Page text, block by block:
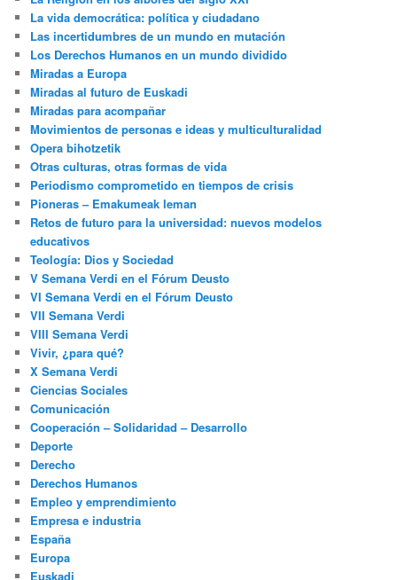
La vida democrática: política y ciudadano
Las incertidumbres de un mundo en mutación
Los Derechos Humanos en un mundo dividido
Miradas a Europa
Miradas al futuro de Euskadi
Miradas para acompañar
Movimientos de personas e ideas y multiculturalidad
Opera bihotzetik
Otras culturas, otras formas de vida
Periodismo comprometido en tiempos de crisis
Pioneras – Emakumeak leman
Retos de futuro para la universidad: nuevos modelos
educativos
Teología: Dios y Sociedad
V Semana Verdi en el Fórum Deusto
VI Semana Verdi en el Fórum Deusto
VII Semana Verdi
VIII Semana Verdi
Vivir, ¿para qué?
X Semana Verdi
Ciencias Sociales
Comunicación
Cooperación – Solidaridad – Desarrollo
Deporte
Derecho
Derechos Humanos
Empleo y emprendimiento
Empresa e industria
España
Europa
Euskadi